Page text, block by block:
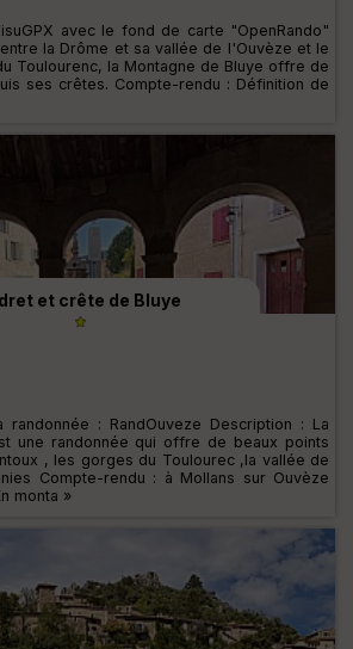
avec le fond de carte "OpenRando"
la Drôme et sa vallée de l'Ouvèze et le
Toulourenc, la Montagne de Bluye offre de
ses crêtes. Compte-rendu : Définition de
et crête de Bluye
: RandOuveze Description : La
une randonnée qui offre de beaux points
, les gorges du Toulourec ,la vallée de
Compte-rendu : à Mollans sur Ouvèze
monta »